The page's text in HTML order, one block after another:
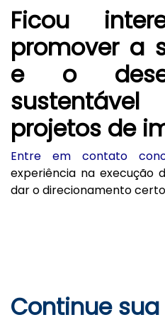
Ficou
promover a
e o
projetos de
Entre em contato
experiência na execução
dar o direcionamento
Continue